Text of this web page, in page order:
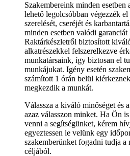
Szakembereink minden esetben
lehető legolcsóbban végezzék
szerelését, cseréjét és
minden esetben valódi
Raktárkészletről biztosított
alkatrészekkel felszerelkezve
munkatársaink, így biztosan el
munkájukat. Igény esetén
számított 1 órán belül
megkezdik a munkát.
Válassza a kiváló minőséget és
azaz válasszon minket. Ha Ön
venni a segítségünket, kérem
egyeztessen le velünk egy
szakemberünket fogadni tudja a
céljából.